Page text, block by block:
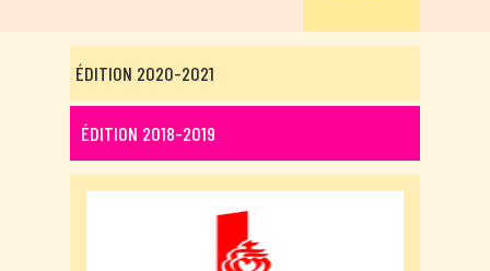
ÉDITION 2020-2021
ÉDITION 2018-2019